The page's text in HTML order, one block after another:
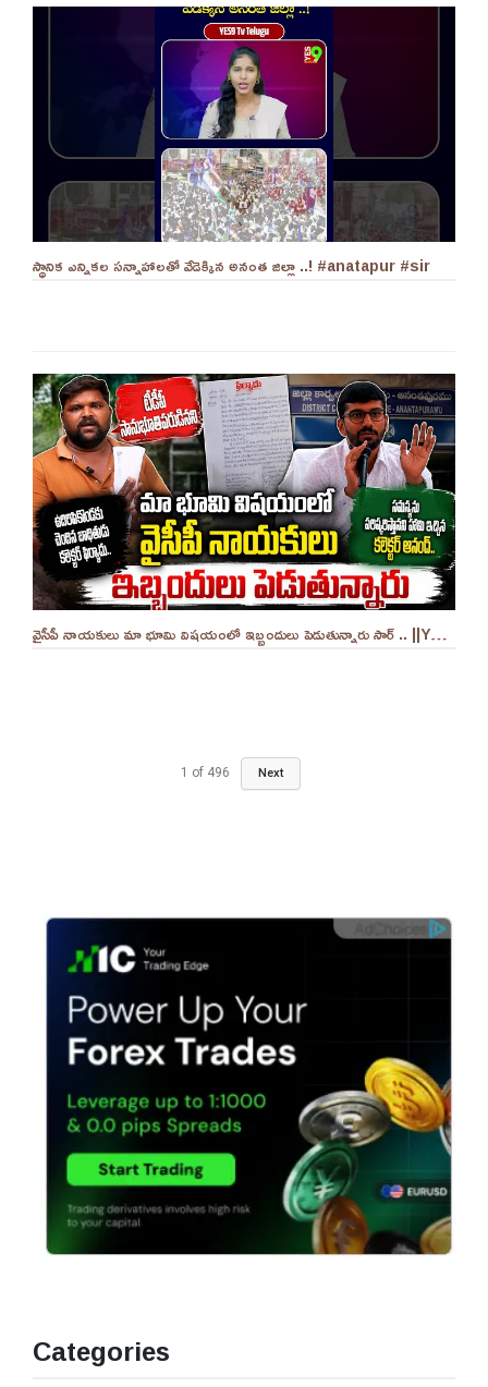
స్థానిక ఎన్నికల సన్నాహాలతో వేడెక్కిన అనంత జిల్లా ..! #anatapur #sir
వైసీపీ నాయకులు మా భూమి విషయంలో ఇబ్బందులు పెడుతున్నారు సార్ .. ||YES 9TV
1 of 496 Next
Categories